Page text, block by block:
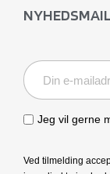
NYHEDSMAIL
Jeg vil gerne
Ved tilmelding